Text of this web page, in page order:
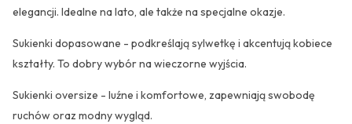
elegancji. Idealne na lato, ale także na specjalne okazje.
Sukienki dopasowane - podkreślają sylwetkę i akcentują kobiece
kształty. To dobry wybór na wieczorne wyjścia.
Sukienki oversize - luźne i komfortowe, zapewniają swobodę
ruchów oraz modny wygląd.